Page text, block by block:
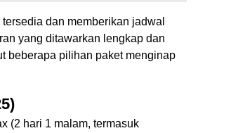
dan memberikan jadwal
yang ditawarkan lengkap dan
beberapa pilihan paket menginap
(2 hari 1 malam, termasuk